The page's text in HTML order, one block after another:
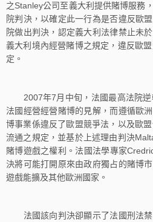
之Stanley公司至義大利提供賭博服務
院判決，以確定此一行為是否違反歐
院做出判決，認定義大利法律禁止未
義大利境內經營賭博之規定，違反歐
定。
2007年7月中旬，法國最高法院逆
法國經營經營賭博的見解，而遵循歐
博事業係違反了歐盟競爭法，以及歐
流通之規定，並基於上述理由判決
賭博遊戲之權利。法國法學專家
決將可能打開原來由政府獨占的賭博
遊戲能擴及其他歐洲國家。
法國該向判決卻顯示了法國刑法禁